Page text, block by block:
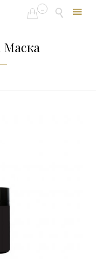
 ...

Маска